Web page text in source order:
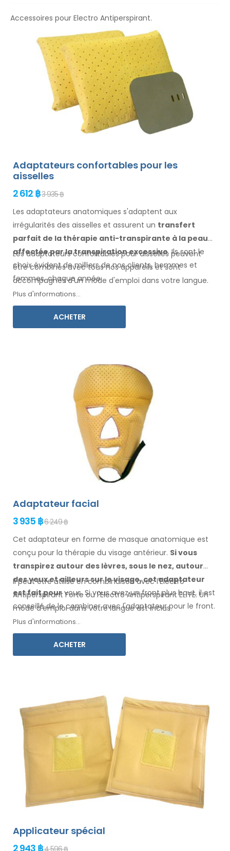
Accessoires pour Electro Antiperspirant.
Adaptateurs confortables pour les
aisselles
2 612 ฿3 935 ฿
Les adaptateurs anatomiques s'adaptent aux
irrégularités des aisselles et assurent un transfert
parfait de la thérapie anti-transpirante à la peau
affectée par la transpiration excessive. Ils sont le
choix évident de milliers de nos clients, hommes et
femmes, chaque année.
Les adaptateurs confortables pouraisselles peuvent
être combinés avectousnos appareils et sont
accompagnés d'un mode d'emploi dans votre langue.
Plus d'informations...
ACHETER
Adaptateur facial
3 935 ฿6 249 ฿
Cet adaptateur en forme de masque anatomique est
conçu pour la thérapie du visage antérieur. Si vous
transpirez autour des lèvres, sous le nez, autour
des yeuxet ailleurssur le visage, cet adaptateur
est faitpourvous.Sivousavez unfront plus haut, il est
conseillé de le combineravec l'adaptateur pour le front.
Il peut être utilisé en combinaison avec l'Electro
Antiperspirant Forte ou l'Electro Antiperspirant ELITE. Un
mode d'emploidans votrelangue est inclus.
Plus d'informations...
ACHETER
Applicateur spécial
2 943 ฿